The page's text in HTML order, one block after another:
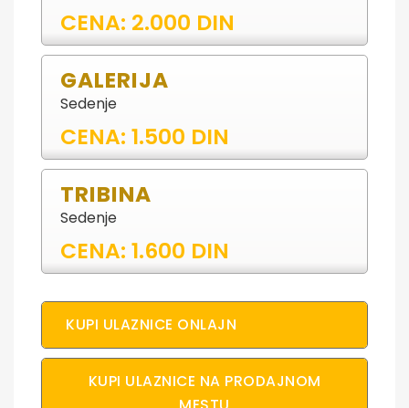
CENA: 2.000 DIN
GALERIJA
Sedenje
CENA: 1.500 DIN
TRIBINA
Sedenje
CENA: 1.600 DIN
KUPI ULAZNICE ONLAJN
KUPI ULAZNICE NA PRODAJNOM